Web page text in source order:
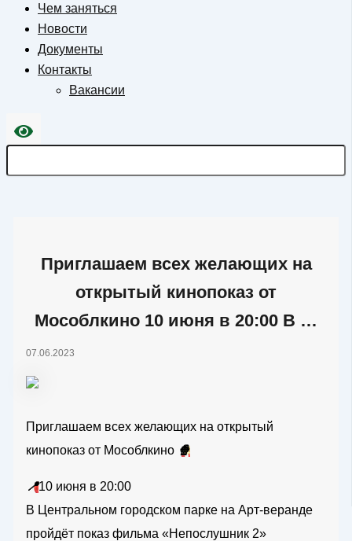
Чем заняться
Новости
Документы
Контакты
Вакансии
Приглашаем всех желающих на
открытый кинопоказ от
Мособлкино 10 июня в 20:00 В …
07.06.2023
Приглашаем всех желающих на открытый
кинопоказ от Мособлкино 🍿
📍10 июня в 20:00
В Центральном городском парке на Арт-веранде
пройдёт показ фильма «Непослушник 2»